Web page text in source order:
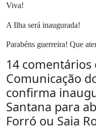
Viva!
A Ilha será inaugurada!
Parabéns guerreira! Que
14 comentários
Comunicação
confirma
Santana para
Forró ou Saia